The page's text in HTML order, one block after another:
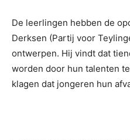
De leerlingen hebben de
Derksen (Partij voor
ontwerpen. Hij vindt dat
worden door hun talenten
klagen dat jongeren hun